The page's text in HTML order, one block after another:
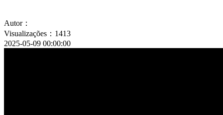
Autor：
Visualizações：1413
2025-05-09 00:00:00